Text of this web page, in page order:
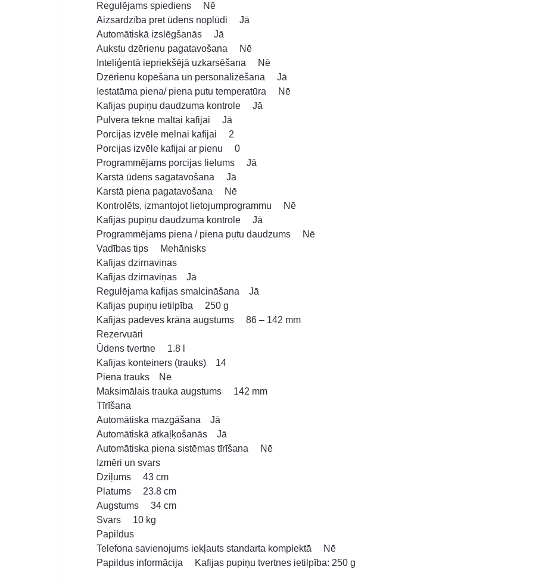
Regulējams spiediens Nē
Aizsardzība pret ūdens noplūdi Jā
Automātiskā izslēgšanās Jā
Aukstu dzērienu pagatavošana Nē
Inteliģentā iepriekšējā uzkarsēšana Nē
Dzērienu kopēšana un personalizēšana Jā
Iestatāma piena/ piena putu temperatūra Nē
Kafijas pupiņu daudzuma kontrole Jā
Pulvera tekne maltai kafijai Jā
Porcijas izvēle melnai kafijai 2
Porcijas izvēle kafijai ar pienu 0
Programmējams porcijas lielums Jā
Karstā ūdens sagatavošana Jā
Karstā piena pagatavošana Nē
Kontrolēts, izmantojot lietojumprogrammu Nē
Kafijas pupiņu daudzuma kontrole Jā
Programmējams piena / piena putu daudzums Nē
Vadības tips Mehānisks
Kafijas dzirnaviņas
Kafijas dzirnaviņas Jā
Regulējama kafijas smalcināšana Jā
Kafijas pupiņu ietilpība 250 g
Kafijas padeves krāna augstums 86 – 142 mm
Rezervuāri
Ūdens tvertne 1.8 l
Kafijas konteiners (trauks) 14
Piena trauks Nē
Maksimālais trauka augstums 142 mm
Tīrīšana
Automātiska mazgāšana Jā
Automātiskā atkaļķošanās Jā
Automātiska piena sistēmas tīrīšana Nē
Izmēri un svars
Dziļums 43 cm
Platums 23.8 cm
Augstums 34 cm
Svars 10 kg
Papildus
Telefona savienojums iekļauts standarta komplektā Nē
Papildus informācija Kafijas pupiņu tvertnes ietilpība: 250 g